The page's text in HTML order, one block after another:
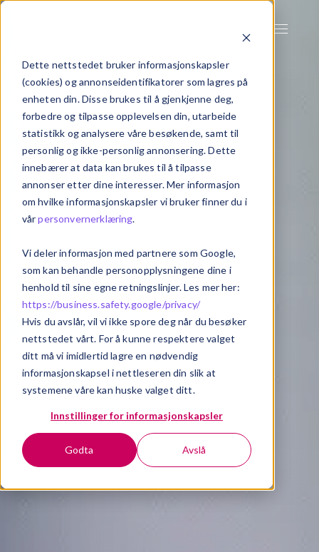
Dette nettstedet bruker informasjonskapsler
(cookies) og annonseidentifikatorer som lagres på
enheten din. Disse brukes til å gjenkjenne deg,
forbedre og tilpasse opplevelsen din, utarbeide
statistikk og analysere våre besøkende, samt til
personlig og ikke-personlig annonsering. Dette
innebærer at data kan brukes til å tilpasse
annonser etter dine interesser. Mer informasjon
om hvilke informasjonskapsler vi bruker finner du i
vårpersonvernerklæring.
Vi deler informasjon med partnere som Google,
som kan behandle personopplysningene dine i
henhold til sine egne retningslinjer. Les mer her:
https://business.safety.google/privacy/
Hvis du avslår, vil vi ikke spore deg når du besøker
nettstedet vårt. For å kunne respektere valget
ditt må vi imidlertid lagre en nødvendig
informasjonskapsel i nettleseren din slik at
systemene våre kan huske valget ditt.
Innstillinger for informasjonskapsler
Godta Avslå